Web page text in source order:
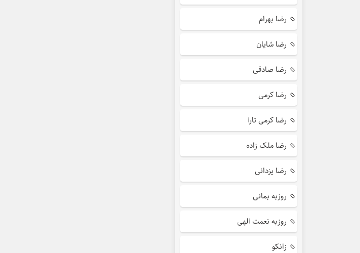
رضا بهرام
رضا شایان
رضا صادقی
رضا کرمی
رضا کرمی تارا
رضا ملک زاده
رضا یزدانی
روزبه بمانی
روزبه نعمت الهی
زانکو